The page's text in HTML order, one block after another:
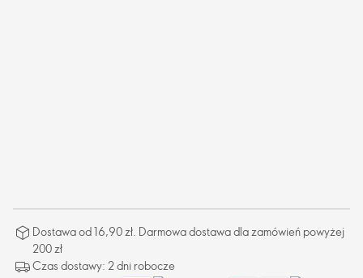
Dostawa od 16,90 zł. Darmowa dostawa dla zamówień powyżej
200 zł
Czas dostawy: 2 dni robocze